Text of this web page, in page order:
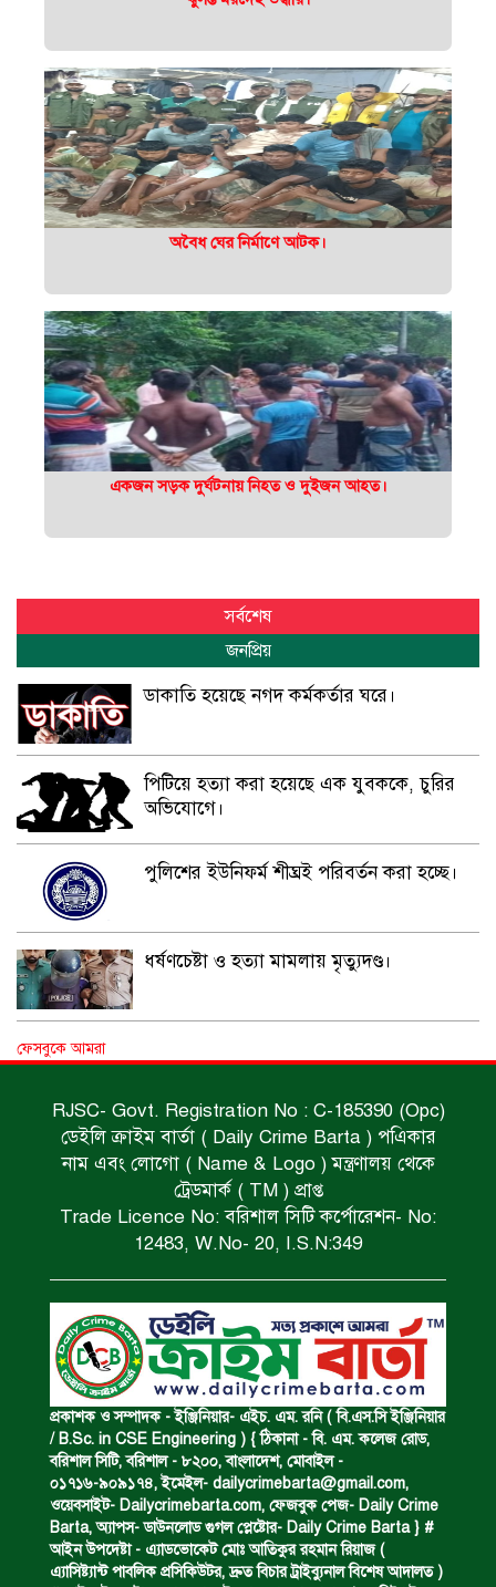
অবৈধ ঘের নির্মাণে আটক।
একজন সড়ক দুর্ঘটনায় নিহত ও দুইজন আহত।
সর্বশেষ
জনপ্রিয়
ডাকাতি হয়েছে নগদ কর্মকর্তার ঘরে।
পিটিয়ে হত্যা করা হয়েছে এক যুবককে, চুরির
অভিযোগে।
পুলিশের ইউনিফর্ম শীঘ্রই পরিবর্তন করা হচ্ছে।
ধর্ষণচেষ্টা ও হত্যা মামলায় মৃত্যুদণ্ড।
সড়ক দুর্ঘটনায় বাসচাপায় মৃত্যুর ঘটনা।
বিজিবি’র অভিযানে ইয়াবা জব্দ।
অপহৃত রোহিঙ্গা উদ্ধার।
পানিতে ডুবে এক ছাত্রের মৃত্যু।
ঝুলন্ত মরদেহ উদ্ধার।
অবৈধ ঘের নির্মাণে আটক।
ফেসবুকে আমরা
RJSC- Govt. Registration No : C-185390 (Opc)
ডেইলি ক্রাইম বার্তা ( Daily Crime Barta ) পএিকার
নাম এবং লোগো ( Name & Logo ) মন্ত্রণালয় থেকে
ট্রেডমার্ক ( TM ) প্রাপ্ত
Trade Licence No: বরিশাল সিটি কর্পোরেশন- No:
12483, W.No- 20, I.S.N:349
প্রকাশক ও সম্পাদক - ইঞ্জিনিয়ার- এইচ. এম. রনি ( বি.এস.সি ইঞ্জিনিয়ার
/ B.Sc. in CSE Engineering ) { ঠিকানা - বি. এম. কলেজ রোড,
বরিশাল সিটি, বরিশাল - ৮২০০, বাংলাদেশ, মোবাইল -
০১৭১৬-৯০৯১৭৪, ইমেইল- dailycrimebarta@gmail.com,
ওয়েবসাইট- Dailycrimebarta.com, ফেজবুক পেজ- Daily Crime
Barta, অ‍্যাপস- ডাউনলোড গুগল প্লেষ্টোর- Daily Crime Barta } #
আইন উপদেষ্টা - এ্যাডভোকেট মোঃ আতিকুর রহমান রিয়াজ (
এ‍্যাসিষ্ট‍্যান্ট পাবলিক প্রসিকিউটর, দ্রুত বিচার ট্রাইব্যুনাল বিশেষ আদালত )